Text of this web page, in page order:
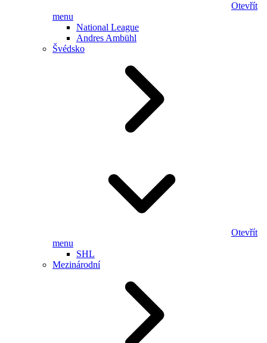
Otevřít
menu
National League
Andres Ambühl
Švédsko
Otevřít
menu
SHL
Mezinárodní